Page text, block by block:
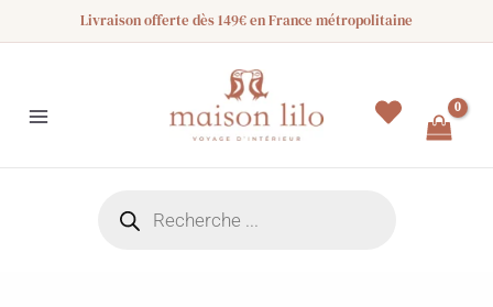
Livraison offerte dès 149€ en France métropolitaine
produits